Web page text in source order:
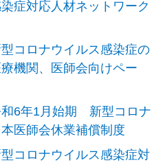
症対応人材ネットワーク
型コロナウイルス感染症の
機関、医師会向けペー
和6年1月始期 新型コロナ
医師会休業補償制度
型コロナウイルス感染症対